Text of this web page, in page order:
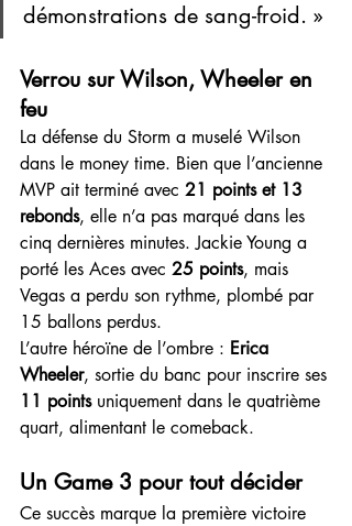
démonstrations de sang-froid. »
Verrou sur Wilson, Wheeler en
feu
La défense du Storm a muselé Wilson
dans le money time. Bien que l’ancienne
MVP ait terminé avec 21 points et 13
rebonds, elle n’a pas marqué dans les
cinq dernières minutes. Jackie Young a
porté les Aces avec 25 points, mais
Vegas a perdu son rythme, plombé par
15 ballons perdus.
L’autre héroïne de l’ombre : Erica
Wheeler, sortie du banc pour inscrire ses
11 points uniquement dans le quatrième
quart, alimentant le comeback.
Un Game 3 pour tout décider
Ce succès marque la première victoire